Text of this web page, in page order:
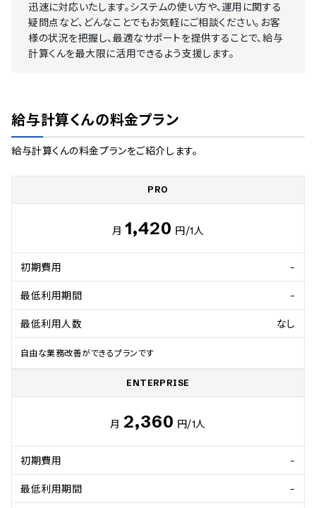
迅速に対応いたします。システムの使い方や、運用に関する
疑問点など、どんなことでもお気軽にご相談ください。お客
様の状況を把握し、最適なサポートを提供することで、給与
計算くんを最大限に活用できるよう支援します。
給与計算くんの料金プラン
給与計算くんの料金プランをご紹介します。
PRO
月 1,420 円/1人
初期費用 -
最低利用期間 -
最低利用人数 なし
自由な業務改善ができるプランです
ENTERPRISE
月 2,360 円/1人
初期費用 -
最低利用期間 -